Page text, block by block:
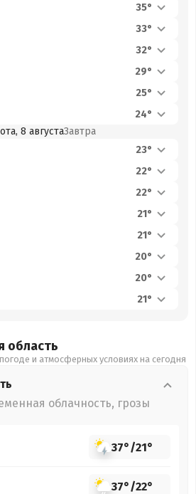
35°
33°
32°
29°
25°
24°
8 августаЗавтра
23°
22°
22°
21°
21°
20°
20°
21°
область
и атмосферных условиях на сегодня
облачность, грозы
37°/21°
37°/22°